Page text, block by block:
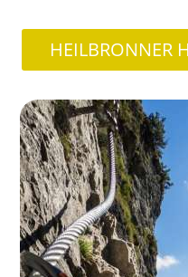
HEILBRONNER